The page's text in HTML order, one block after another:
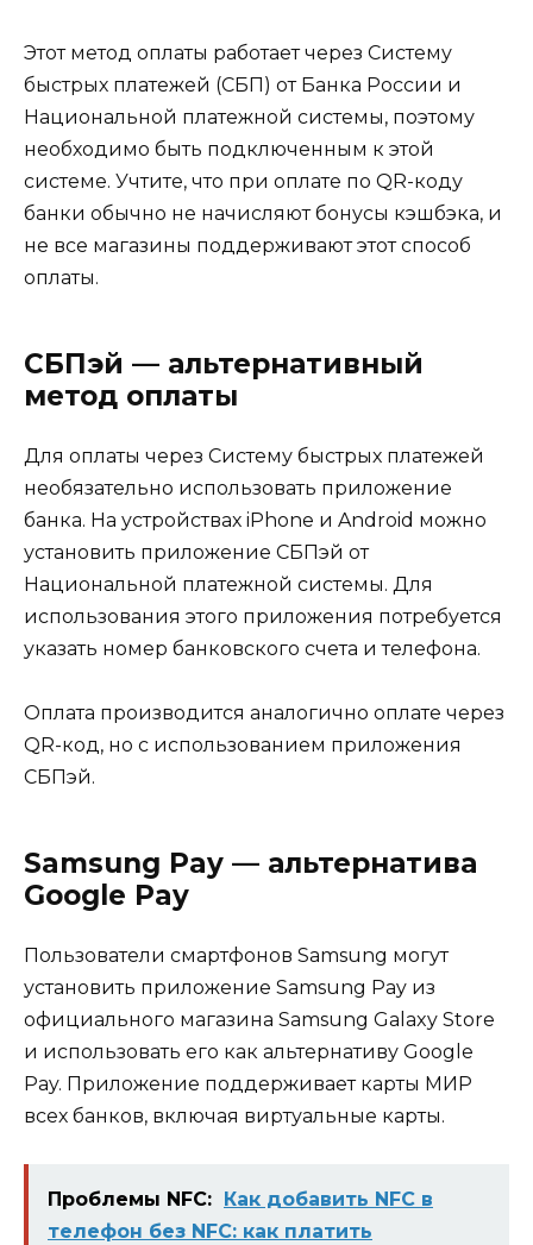
Этот метод оплаты работает через Систему
быстрых платежей (СБП) от Банка России и
Национальной платежной системы, поэтому
необходимо быть подключенным к этой
системе. Учтите, что при оплате по QR-коду
банки обычно не начисляют бонусы кэшбэка, и
не все магазины поддерживают этот способ
оплаты.
СБПэй — альтернативный
метод оплаты
Для оплаты через Систему быстрых платежей
необязательно использовать приложение
банка. На устройствах iPhone и Android можно
установить приложение СБПэй от
Национальной платежной системы. Для
использования этого приложения потребуется
указать номер банковского счета и телефона.
Оплата производится аналогично оплате через
QR-код, но с использованием приложения
СБПэй.
Samsung Pay — альтернатива
Google Pay
Пользователи смартфонов Samsung могут
установить приложение Samsung Pay из
официального магазина Samsung Galaxy Store
и использовать его как альтернативу Google
Pay. Приложение поддерживает карты МИР
всех банков, включая виртуальные карты.
Проблемы NFC: Как добавить NFC в
телефон без NFC: как платить